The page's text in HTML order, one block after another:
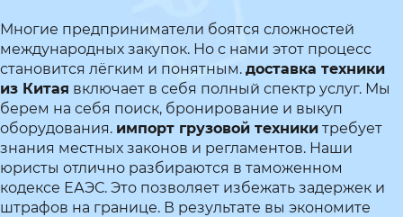
Многие предприниматели боятся сложностей
международных закупок. Но с нами этот процесс
становится лёгким и понятным. доставка техники
из Китая включает в себя полный спектр услуг. Мы
берем на себя поиск, бронирование и выкуп
оборудования. импорт грузовой техники требует
знания местных законов и регламентов. Наши
юристы отлично разбираются в таможенном
кодексе ЕАЭС. Это позволяет избежать задержек и
штрафов на границе. В результате вы экономите